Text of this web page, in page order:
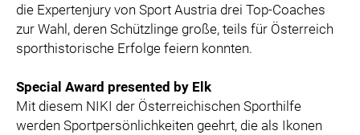
die Expertenjury von Sport Austria drei Top-Coaches
zur Wahl, deren Schützlinge große, teils für Österreich
sporthistorische Erfolge feiern konnten.
Special Award presented by Elk
Mit diesem NIKI der Österreichischen Sporthilfe
werden Sportpersönlichkeiten geehrt, die als Ikonen